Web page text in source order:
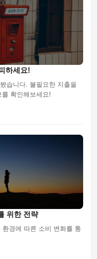
하세요!
습니다. 불필요한 지출을
확인해보세요!
위한 전략
경에 따른 소비 변화를 통